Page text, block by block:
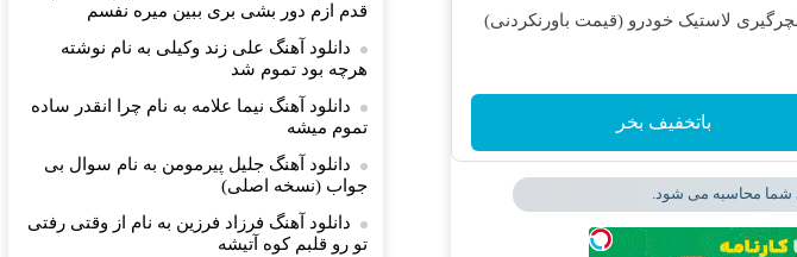
لاستیک خودرو (قیمت باورنکردنی)
باتخفیف بخر
شما محاسبه می شود.
قدم ازم دور بشی بری ببین میره نفسم
دانلود آهنگ علی زند وکیلی به نام نوشته
هرچه بود تموم شد
دانلود آهنگ نیما علامه به نام چرا انقدر ساده
تموم میشه
دانلود آهنگ جلیل پیرمومن به نام سوال بى
جواب (نسخه اصلی)
دانلود آهنگ فرزاد فرزین به نام از وقتی رفتی
تو رو قلبم کوه آتیشه